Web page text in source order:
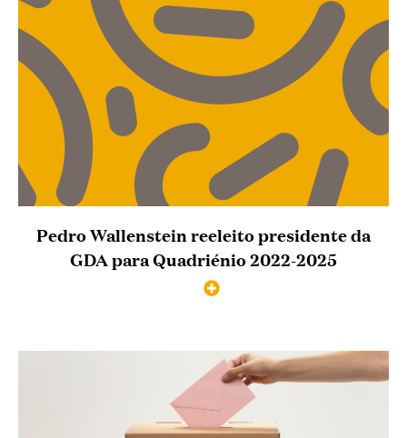
Pedro Wallenstein reeleito presidente da
GDA para Quadriénio 2022-2025